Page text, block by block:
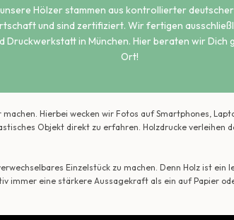
Hölzer stammen aus kontrollierter
und sind zertifiziert. Wir fertigen
Druckwerkstatt in München. Hier beraten wir Dich
Ort!
Hierbei wecken wir Fotos auf Smartphones,
Objekt direkt zu erfahren. Holzdrucke verleihen
Einzelstück zu machen. Denn Holz ist ein
immer eine stärkere Aussagekraft als ein auf Papier